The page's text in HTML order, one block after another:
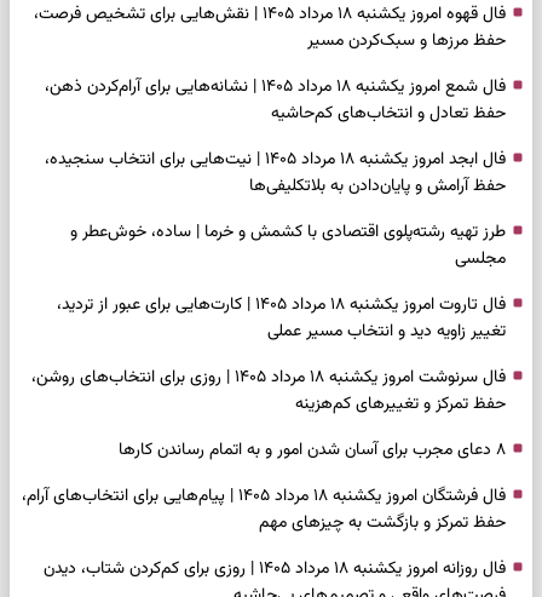
فال قهوه امروز یکشنبه ۱۸ مرداد ۱۴۰۵ | نقش‌هایی برای تشخیص فرصت،
حفظ مرزها و سبک‌کردن مسیر
فال شمع امروز یکشنبه ۱۸ مرداد ۱۴۰۵ | نشانه‌هایی برای آرام‌کردن ذهن،
حفظ تعادل و انتخاب‌های کم‌حاشیه
فال ابجد امروز یکشنبه ۱۸ مرداد ۱۴۰۵ | نیت‌هایی برای انتخاب سنجیده،
حفظ آرامش و پایان‌دادن به بلاتکلیفی‌ها
طرز تهیه رشته‌پلوی اقتصادی با کشمش و خرما | ساده، خوش‌عطر و
مجلسی
فال تاروت امروز یکشنبه ۱۸ مرداد ۱۴۰۵ | کارت‌هایی برای عبور از تردید،
تغییر زاویه دید و انتخاب مسیر عملی
فال سرنوشت امروز یکشنبه ۱۸ مرداد ۱۴۰۵ | روزی برای انتخاب‌های روشن،
حفظ تمرکز و تغییرهای کم‌هزینه
۸ دعای مجرب برای آسان شدن امور و به اتمام رساندن کار‌ها
فال فرشتگان امروز یکشنبه ۱۸ مرداد ۱۴۰۵ | پیام‌هایی برای انتخاب‌های آرام،
حفظ تمرکز و بازگشت به چیزهای مهم
فال روزانه امروز یکشنبه ۱۸ مرداد ۱۴۰۵ | روزی برای کم‌کردن شتاب، دیدن